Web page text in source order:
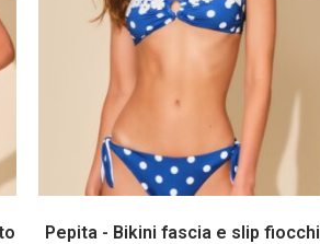
Pepita - Bikini fascia e slip fiocchi